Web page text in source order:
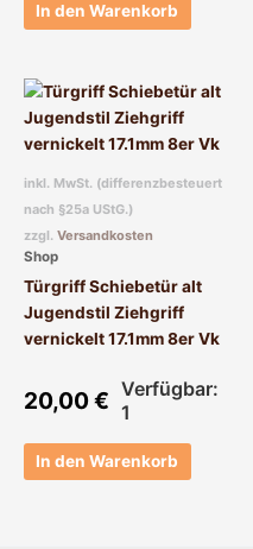
In den Warenkorb
inkl. MwSt. (differenzbesteuert
nach §25a UStG.)
zzgl. Versandkosten
Shop
Türgriff Schiebetür alt
Jugendstil Ziehgriff
vernickelt 17.1mm 8er Vk
20,00€ Verfügbar:
1
In den Warenkorb